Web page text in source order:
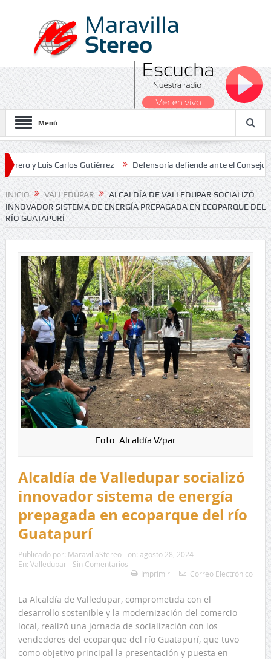
Menú
Carlos Gutiérrez Defensoría defiende ante el Consejo de
Nacionales 2026
INICIO VALLEDUPAR
ALCALDÍA DE VALLEDUPAR SOCIALIZÓ
INNOVADOR SISTEMA DE ENERGÍA PREPAGADA EN ECOPARQUE DEL
RÍO GUATAPURÍ
Foto: Alcaldía V/par
Alcaldía de Valledupar socializó
innovador sistema de energía
prepagada en ecoparque del río
Guatapurí
Publicado por: MaravillaStereo on: agosto 28, 2024
En: Valledupar
Sin Comentarios
Imprimir
Correo Electrónico
La Alcaldía de Valledupar, comprometida con el
desarrollo sostenible y la modernización del comercio
local, realizó una jornada de socialización con los
vendedores del ecoparque del río Guatapurí, que tuvo
como objetivo principal la presentación y puesta en